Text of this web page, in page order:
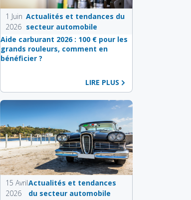
1 Juin
2026
Actualités et tendances du
secteur automobile
Aide carburant 2026 : 100 € pour les
grands rouleurs, comment en
bénéficier ?
LIRE PLUS
15 Avril
2026
Actualités et tendances
du secteur automobile